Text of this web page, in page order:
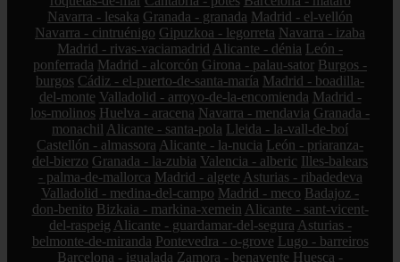
Navarra - lesaka Granada - granada Madrid - el-vellón
Navarra - cintruénigo Gipuzkoa - legorreta Navarra - izaba
Madrid - rivas-vaciamadrid Alicante - dénia León -
ponferrada Madrid - alcorcón Girona - palau-sator Burgos -
burgos Cádiz - el-puerto-de-santa-maría Madrid - boadilla-
del-monte Valladolid - arroyo-de-la-encomienda Madrid -
los-molinos Huelva - aracena Navarra - mendavia Granada -
monachil Alicante - santa-pola Lleida - la-vall-de-boí
Castellón - almassora Alicante - la-nucia León - priaranza-
del-bierzo Granada - la-zubia Valencia - alberic Illes-balears
- palma-de-mallorca Madrid - algete Asturias - ribadedeva
Valladolid - medina-del-campo Madrid - meco Badajoz -
don-benito Bizkaia - markina-xemein Alicante - sant-vicent-
del-raspeig Alicante - guardamar-del-segura Asturias -
belmonte-de-miranda Pontevedra - o-grove Lugo - barreiros
Barcelona - igualada Zamora - benavente Huesca -